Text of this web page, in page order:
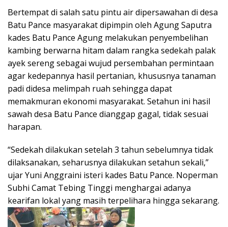
Bertempat di salah satu pintu air dipersawahan di desa
Batu Pance masyarakat dipimpin oleh Agung Saputra
kades Batu Pance Agung melakukan penyembelihan
kambing berwarna hitam dalam rangka sedekah palak
ayek sereng sebagai wujud persembahan permintaan
agar kedepannya hasil pertanian, khususnya tanaman
padi didesa melimpah ruah sehingga dapat
memakmuran ekonomi masyarakat. Setahun ini hasil
sawah desa Batu Pance dianggap gagal, tidak sesuai
harapan.
“Sedekah dilakukan setelah 3 tahun sebelumnya tidak
dilaksanakan, seharusnya dilakukan setahun sekali,”
ujar Yuni Anggraini isteri kades Batu Pance. Noperman
Subhi Camat Tebing Tinggi menghargai adanya
kearifan lokal yang masih terpelihara hingga sekarang.